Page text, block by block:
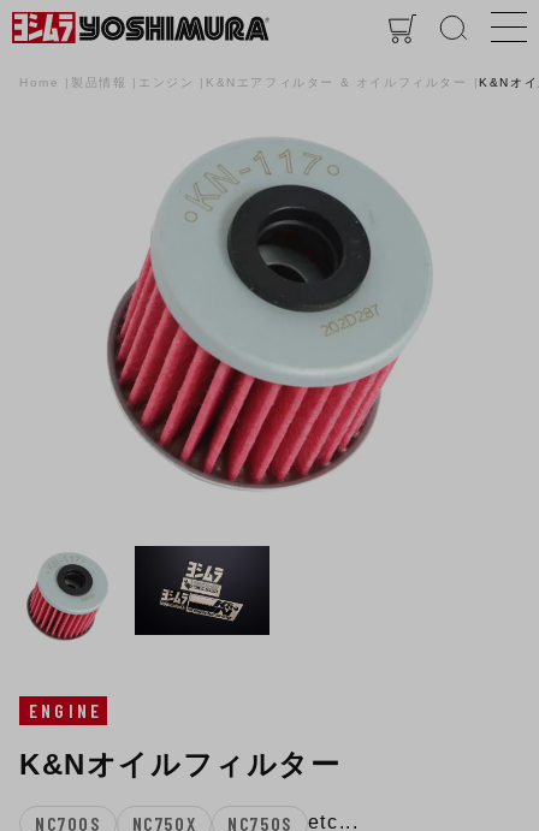
Home 製品情報 エンジン K&Nエアフィルター & オイルフィルター K&Nオ
ENGINE
K&Nオイルフィルター
NC700S NC750X NC750S etc...